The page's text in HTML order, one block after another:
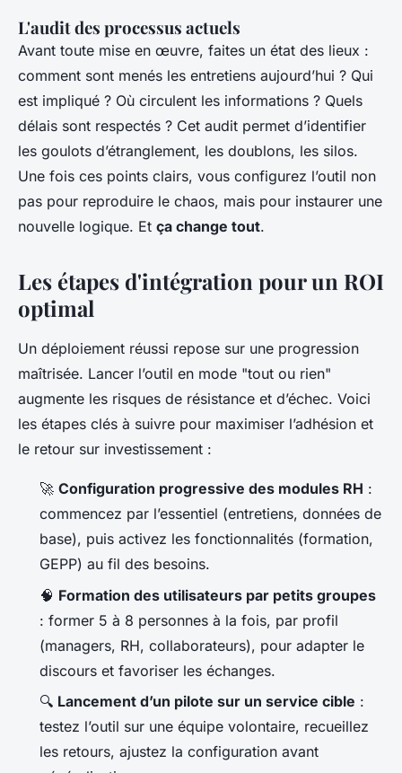
L'audit des processus actuels
Avant toute mise en œuvre, faites un état des lieux :
comment sont menés les entretiens aujourd’hui ? Qui
est impliqué ? Où circulent les informations ? Quels
délais sont respectés ? Cet audit permet d’identifier
les goulots d’étranglement, les doublons, les silos.
Une fois ces points clairs, vous configurez l’outil non
pas pour reproduire le chaos, mais pour instaurer une
nouvelle logique. Et ça change tout.
Les étapes d'intégration pour un ROI
optimal
Un déploiement réussi repose sur une progression
maîtrisée. Lancer l’outil en mode "tout ou rien"
augmente les risques de résistance et d’échec. Voici
les étapes clés à suivre pour maximiser l’adhésion et
le retour sur investissement :
🚀 Configuration progressive des modules RH :
commencez par l’essentiel (entretiens, données de
base), puis activez les fonctionnalités (formation,
GEPP) au fil des besoins.
🧠 Formation des utilisateurs par petits groupes
: former 5 à 8 personnes à la fois, par profil
(managers, RH, collaborateurs), pour adapter le
discours et favoriser les échanges.
🔍 Lancement d’un pilote sur un service cible :
testez l’outil sur une équipe volontaire, recueillez
les retours, ajustez la configuration avant